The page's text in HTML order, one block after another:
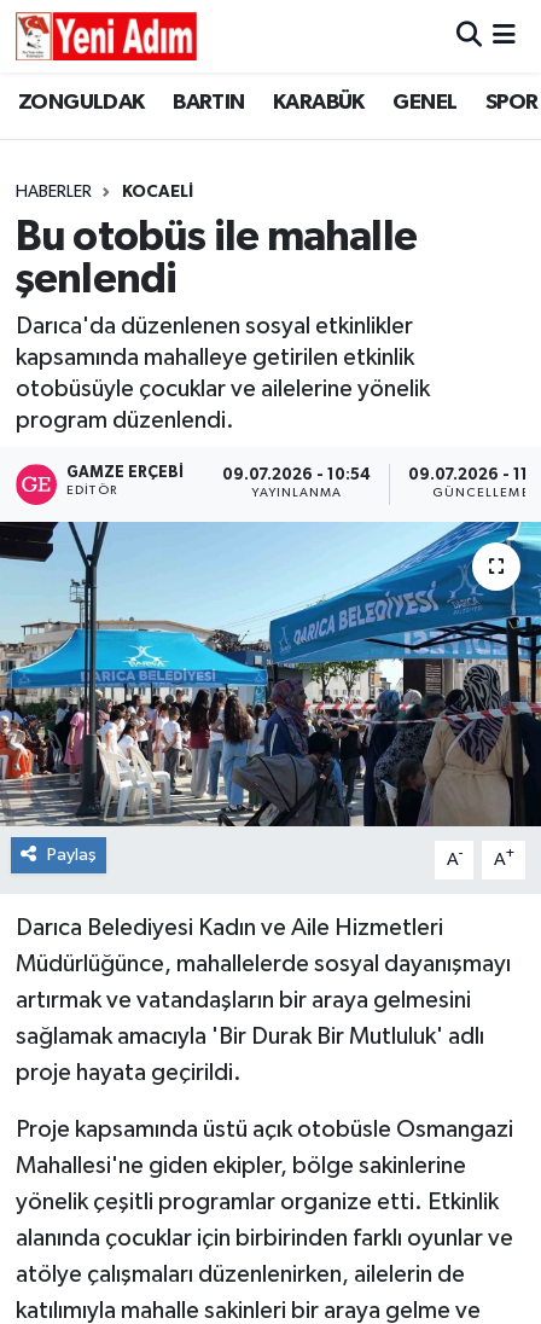
ZONGULDAK BARTIN KARABÜK GENEL SPOR
HABERLER KOCAELİ
Bu otobüs ile mahalle
şenlendi
Darıca'da düzenlenen sosyal etkinlikler
kapsamında mahalleye getirilen etkinlik
otobüsüyle çocuklar ve ailelerine yönelik
program düzenlendi.
GAMZE ERÇEBI
EDITÖR
09.07.2026 - 10:54
YAYINLANMA
09.07.2026 -
GÜNCELLEME
Paylaş A- A+
Darıca Belediyesi Kadın ve Aile Hizmetleri
Müdürlüğünce, mahallelerde sosyal dayanışmayı
artırmak ve vatandaşların bir araya gelmesini
sağlamak amacıyla 'Bir Durak Bir Mutluluk' adlı
proje hayata geçirildi.
Proje kapsamında üstü açık otobüsle Osmangazi
Mahallesi'ne giden ekipler, bölge sakinlerine
yönelik çeşitli programlar organize etti. Etkinlik
alanında çocuklar için birbirinden farklı oyunlar ve
atölye çalışmaları düzenlenirken, ailelerin de
katılımıyla mahalle sakinleri bir araya gelme ve
ZONGULDAK
GÜNCEL
SİYASET
RESMİ İLAN
ZONGULDAK
GENEL
SPOR
SİYASET
SAĞLIK
GÜNCEL
RESMİ İLAN
Künye
Zonguldak Hava Durumu
Süper Lig Puan Durumu ve Fikstür
Tüm Manşetler
Son Dakika Haberleri
Haber Arşivi